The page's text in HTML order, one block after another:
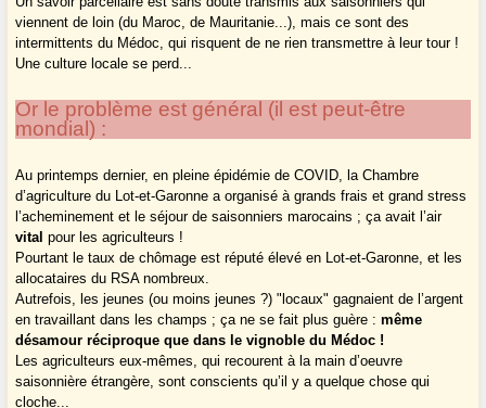
viennent de loin (du Maroc, de Mauritanie...), mais ce sont des
intermittents du Médoc, qui risquent de ne rien transmettre à leur tour !
Une culture locale se perd...
Or le problème est général (il est peut-être
mondial) :
Au printemps dernier, en pleine épidémie de COVID, la Chambre
d’agriculture du Lot-et-Garonne a organisé à grands frais et grand stress
l’acheminement et le séjour de saisonniers marocains ; ça avait l’air
vital pour les agriculteurs !
Pourtant le taux de chômage est réputé élevé en Lot-et-Garonne, et les
allocataires du RSA nombreux.
Autrefois, les jeunes (ou moins jeunes ?) "locaux" gagnaient de l’argent
en travaillant dans les champs ; ça ne se fait plus guère :même
désamour réciproque que dans le vignoble du Médoc !
Les agriculteurs eux-mêmes, qui recourent à la main d’oeuvre
saisonnière étrangère, sont conscients qu’il y a quelque chose qui
cloche...